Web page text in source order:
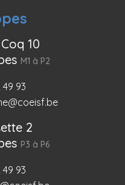
10
M1 à P2
93
2
P3 à P6
93